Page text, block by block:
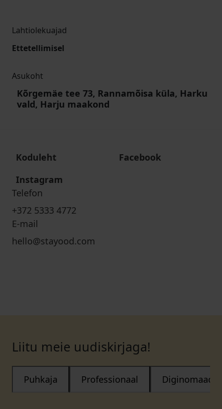
Lahtiolekuajad
Ettetellimisel
Asukoht
Kõrgemäe tee 73, Rannamõisa küla, Harku
vald, Harju maakond
Koduleht
Facebook
Instagram
Telefon
+372 5333 4772
E-mail
hello@stayood.com
Liitu meie uudiskirjaga!
Puhkaja Professionaal Diginomaad